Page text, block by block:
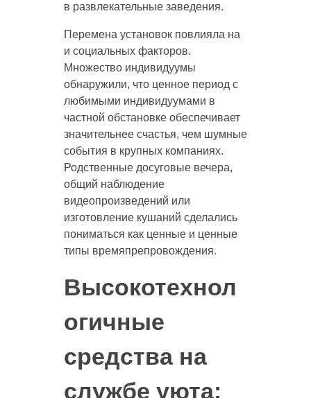
в развлекательные заведения.
Перемена установок повлияла на
и социальных факторов.
Множество индивидуумы
обнаружили, что ценное период с
любимыми индивидуумами в
частной обстановке обеспечивает
значительнее счастья, чем шумные
события в крупных компаниях.
Родственные досуговые вечера,
общий наблюдение
видеопроизведений или
изготовление кушаний сделались
пониматься как ценные и ценные
типы времяпрепровождения.
Высокотехнол
огичные
средства на
службе уюта: